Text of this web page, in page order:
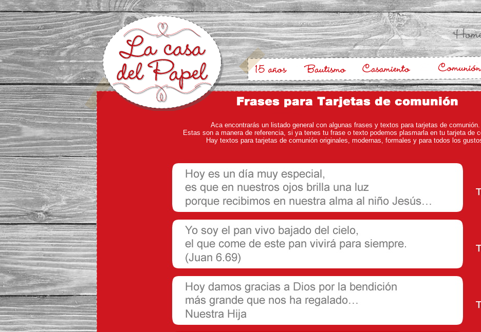
Aca encontrarás un listado general con algunas frases y textos para tarjetas de comunión.
Estas son a manera de referencia, si ya tenes tu frase o texto podemos plasmarla en tu tarjeta de
Hay textos para tarjetas de comunión originales, modernas, formales y para todos los